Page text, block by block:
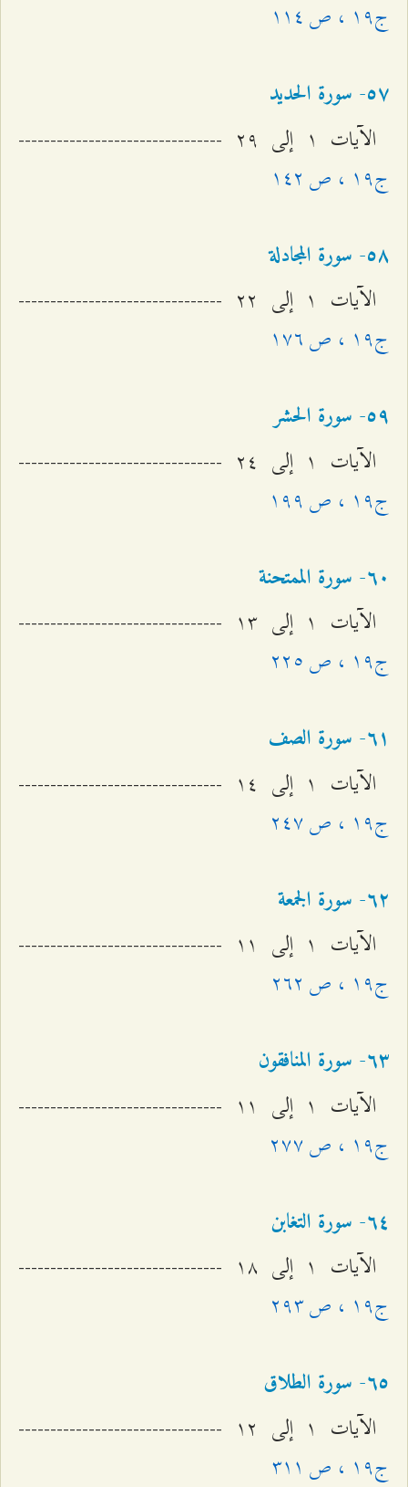
ج۱٩ ، ص ۱۱٤
٥۷- سورة الحديد
الآيات ۱ إلى ٢٩ --------------------------------
ج۱٩ ، ص ۱٤٢
٥۸- سورة المجادلة
الآيات ۱ إلى ٢٢ --------------------------------
ج۱٩ ، ص ۱۷٦
٥٩- سورة الحشر
الآيات ۱ إلى ٢٤ --------------------------------
ج۱٩ ، ص ۱٩٩
٦۰- سورة الممتحنة
الآيات ۱ إلى ۱٣ --------------------------------
ج۱٩ ، ص ٢٢٥
٦۱- سورة الصف
الآيات ۱ إلى ۱٤ --------------------------------
ج۱٩ ، ص ٢٤۷
٦٢- سورة الجمعة
الآيات ۱ إلى ۱۱ --------------------------------
ج۱٩ ، ص ٢٦٢
٦٣- سورة المنافقون
الآيات ۱ إلى ۱۱ --------------------------------
ج۱٩ ، ص ٢۷۷
٦٤- سورة التغابن
الآيات ۱ إلى ۱۸ --------------------------------
ج۱٩ ، ص ٢٩٣
٦٥- سورة الطلاق
الآيات ۱ إلى ۱٢ --------------------------------
ج۱٩ ، ص ٣۱۱